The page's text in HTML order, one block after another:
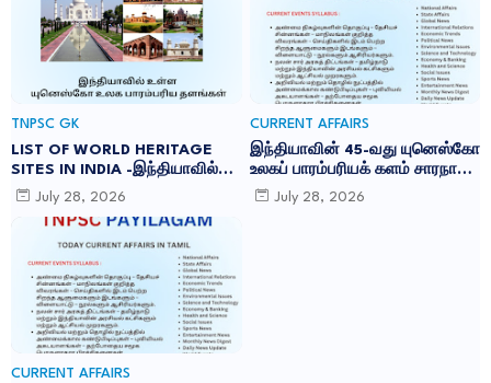
TNPSC GK
LIST OF WORLD HERITAGE
SITES IN INDIA -இந்தியாவில்
உள்ள 45 யுனெஸ்கோ உலக
பாரம்பரிய தளங்கள்:
July 28, 2026
CURRENT AFFAIRS
இந்தியாவின் 45-வது யுனெஸ்கோ
உலகப் பாரம்பரியக் களம் சாரநாத்:
TNPSC CURRENT AFFAIRS IN
TAMIL JULY 2026
July 28, 2026
CURRENT AFFAIRS